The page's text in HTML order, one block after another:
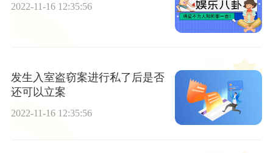
2022-11-16 12:35:56
发生入室盗窃案进行私了后是否
还可以立案
2022-11-16 12:35:56